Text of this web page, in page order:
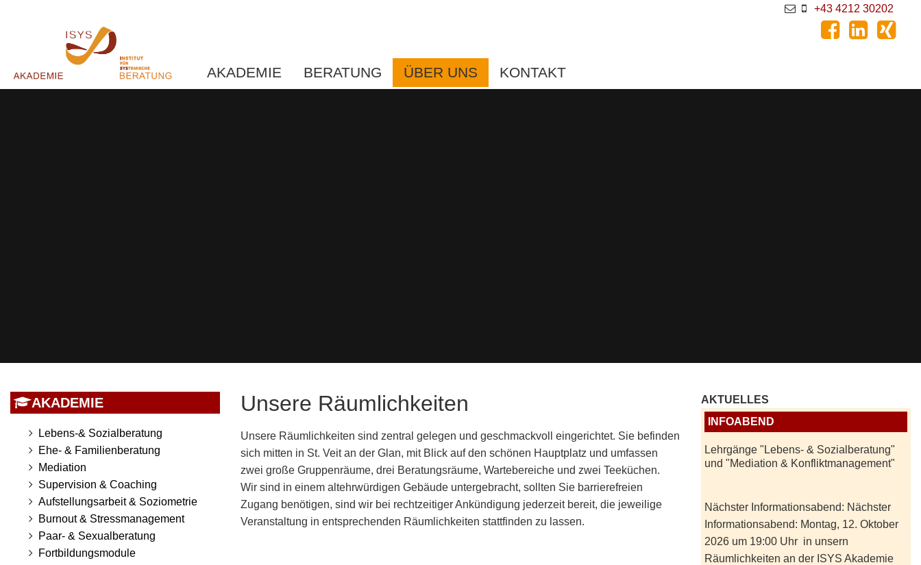
+43 4212 30202
AKADEMIE BERATUNG ÜBER UNS KONTAKT
AKADEMIE
Lebens-& Sozialberatung
Ehe- & Familienberatung
Mediation
Supervision & Coaching
Aufstellungsarbeit & Soziometrie
Burnout & Stressmanagement
Paar- & Sexualberatung
Fortbildungsmodule
Unsere Räumlichkeiten
Unsere Räumlichkeiten sind zentral gelegen und geschmackvoll eingerichtet. Sie befinden
sich mitten in St. Veit an der Glan, mit Blick auf den schönen Hauptplatz und umfassen
zwei große Gruppenräume, drei Beratungsräume, Wartebereiche und zwei Teeküchen.
Wir sind in einem altehrwürdigen Gebäude untergebracht, sollten Sie barrierefreien
Zugang benötigen, sind wir bei rechtzeitiger Ankündigung jederzeit bereit, die jeweilige
Veranstaltung in entsprechenden Räumlichkeiten stattfinden zu lassen.
AKTUELLES
INFOABEND
Lehrgänge "Lebens- & Sozialberatung"
und "Mediation & Konfliktmanagement"
Nächster Informationsabend: Nächster
Informationsabend: Montag, 12. Oktober
2026 um 19:00 Uhr in unsern
Räumlichkeiten an der ISYS Akademie